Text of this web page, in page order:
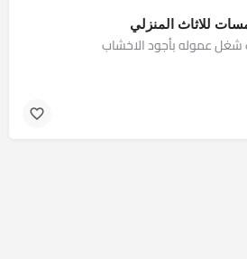
شغل عموله بأجود الاخشاب